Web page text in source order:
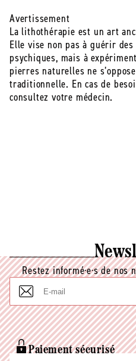
charte qualité de Jolis
leur beauté.
Avertissement
La lithothérapie est un art
Elle vise non pas à guérir
psychiques, mais à
pierres naturelles ne
traditionnelle. En cas de
consultez votre médecin.
Restez informé·e·s de
E-
mail
Paiement sécurisé